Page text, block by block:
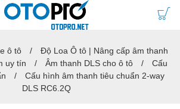
ô tô
Độ Loa Ô tô | Nâng cấp âm thanh
uy tín
Âm thanh DLS cho ô tô
Cấu
Cấu hình âm thanh tiêu chuẩn 2-way
DLS RC6.2Q